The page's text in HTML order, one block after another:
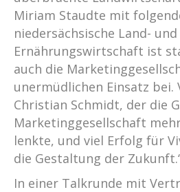
Miriam Staudte mit
niedersächsische Land- und
Ernährungswirtschaft ist
auch die
unermüdlichen Einsatz bei.
Christian Schmidt, der die
Marketinggesellschaft
lenkte, und viel Erfolg für
die Gestaltung der
In einer Talkrunde mit